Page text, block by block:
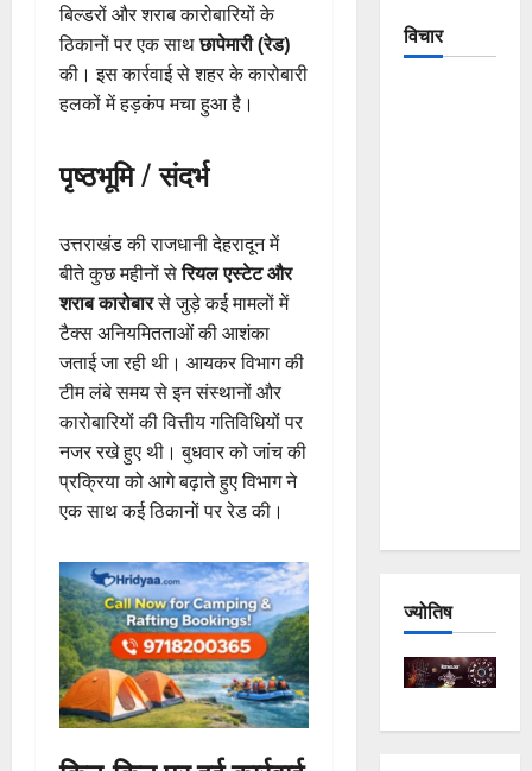
बिल्डरों और शराब कारोबारियों के
ठिकानों पर एक साथछापेमारी (रेड)
की। इस कार्रवाई से शहर के कारोबारी
हलकों में हड़कंप मचा हुआ है।
पृष्ठभूमि / संदर्भ
उत्तराखंड की राजधानी देहरादून में
बीते कुछ महीनों सेरियल एस्टेट और
शराब कारोबारसे जुड़े कई मामलों में
टैक्स अनियमितताओं की आशंका
जताई जा रही थी। आयकर विभाग की
टीम लंबे समय से इन संस्थानों और
कारोबारियों की वित्तीय गतिविधियों पर
नजर रखे हुए थी। बुधवार को जांच की
प्रक्रिया को आगे बढ़ाते हुए विभाग ने
एक साथ कई ठिकानों पर रेड की।
विचार
ज्योतिष